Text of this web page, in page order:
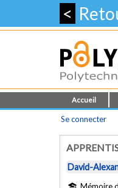
<
Accueil
Se connecter
David-
Mémoire